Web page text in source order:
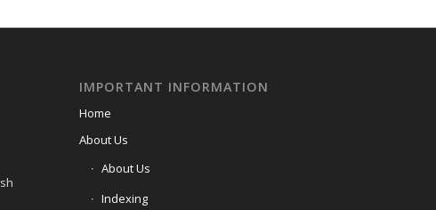
IMPORTANT INFORMATION
Home
About Us
About Us
Indexing